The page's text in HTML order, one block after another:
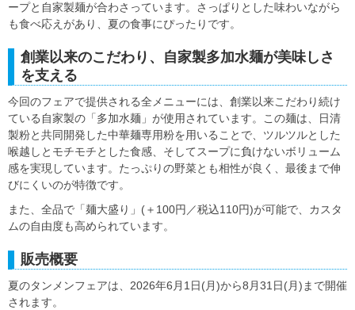
ープと自家製麺が合わさっています。さっぱりとした味わいながら
も食べ応えがあり、夏の食事にぴったりです。
創業以来のこだわり、自家製多加水麺が美味しさ
を支える
今回のフェアで提供される全メニューには、創業以来こだわり続け
ている自家製の「多加水麺」が使用されています。この麺は、日清
製粉と共同開発した中華麺専用粉を用いることで、ツルツルとした
喉越しとモチモチとした食感、そしてスープに負けないボリューム
感を実現しています。たっぷりの野菜とも相性が良く、最後まで伸
びにくいのが特徴です。
また、全品で「麺大盛り」(＋100円／税込110円)が可能で、カスタ
ムの自由度も高められています。
販売概要
夏のタンメンフェアは、2026年6月1日(月)から8月31日(月)まで開催
されます。